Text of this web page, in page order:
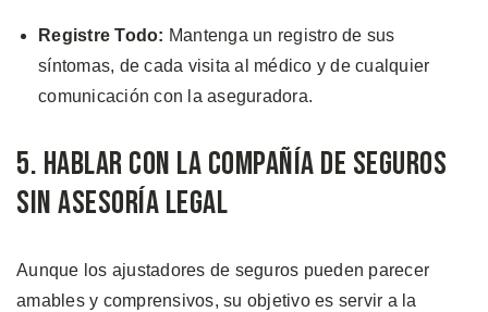
Registre Todo: Mantenga un registro de sus
síntomas, de cada visita al médico y de cualquier
comunicación con la aseguradora.
5. Hablar Con la Compañía de Seguros
Sin Asesoría Legal
Aunque los ajustadores de seguros pueden parecer
amables y comprensivos, su objetivo es servir a la